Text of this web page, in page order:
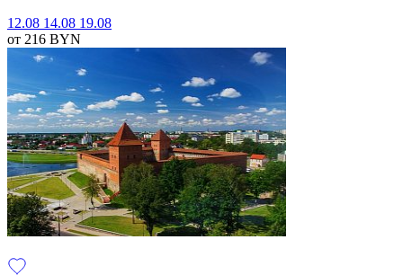
12.08 14.08 19.08
от 216 BYN